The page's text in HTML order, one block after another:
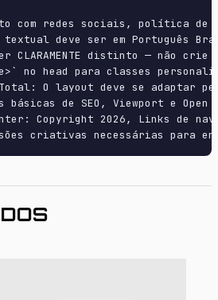
com redes sociais, política
textual deve ser em Português
CLARAMENTE distinto — não
no head para classes
O layout deve se adaptar
de SEO, Viewport e Open
Copyright 2026, Links de
criativas necessárias para